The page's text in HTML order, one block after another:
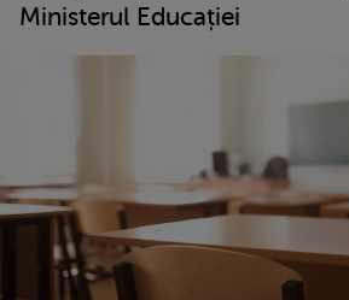
Ministerul Educației